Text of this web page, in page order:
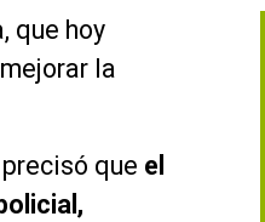
que hoy
la
que el